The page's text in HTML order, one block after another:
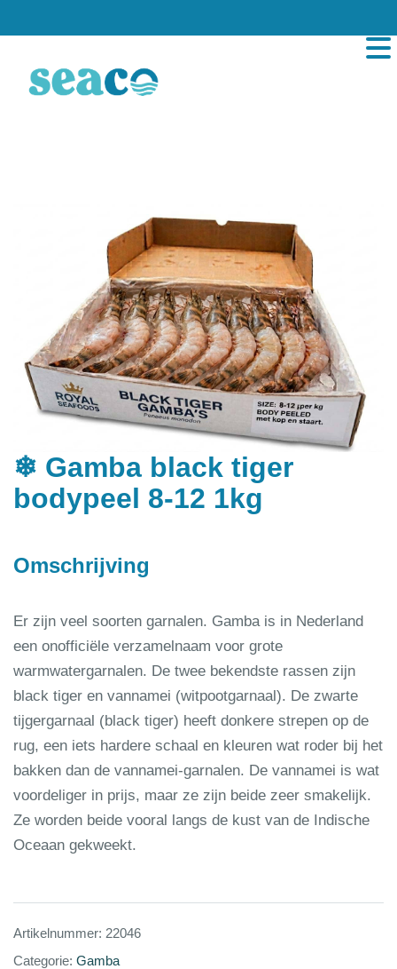
❄ Gamba black tiger
bodypeel 8-12 1kg
Omschrijving
Er zijn veel soorten garnalen. Gamba is in Nederland
een onofficiële verzamelnaam voor grote
warmwatergarnalen. De twee bekendste rassen zijn
black tiger en vannamei (witpootgarnaal). De zwarte
tijgergarnaal (black tiger) heeft donkere strepen op de
rug, een iets hardere schaal en kleuren wat roder bij het
bakken dan de vannamei-garnalen. De vannamei is wat
voordeliger in prijs, maar ze zijn beide zeer smakelijk.
Ze worden beide vooral langs de kust van de Indische
Oceaan gekweekt.
Artikelnummer: 22046
Categorie: Gamba